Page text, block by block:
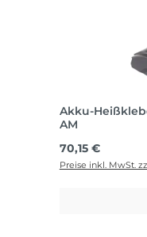
Akku-
AM
Regulärer Preis:
70,15 €
Preise inkl. MwSt.